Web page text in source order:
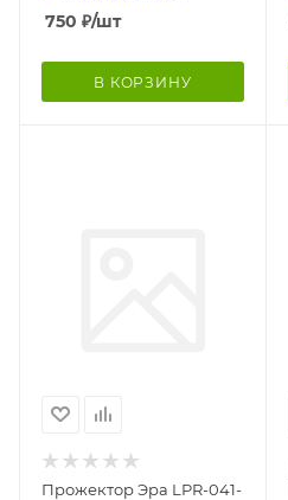
750 ₽/шт
В КОРЗИНУ
Прожектор Эра LPR-041-